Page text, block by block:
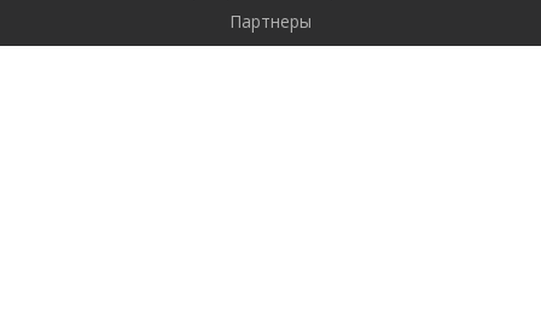
Партнеры